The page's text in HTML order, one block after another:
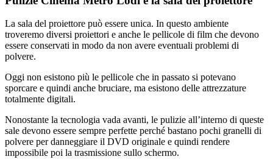
La sala del proiettore può essere unica. In questo ambiente
troveremo diversi proiettori e anche le pellicole di film che devono
essere conservati in modo da non avere eventuali problemi di
polvere.
Oggi non esistono più le pellicole che in passato si potevano
sporcare e quindi anche bruciare, ma esistono delle attrezzature
totalmente digitali.
Nonostante la tecnologia vada avanti, le pulizie all’interno di queste
sale devono essere sempre perfette perché bastano pochi granelli di
polvere per danneggiare il DVD originale e quindi rendere
impossibile poi la trasmissione sullo schermo.